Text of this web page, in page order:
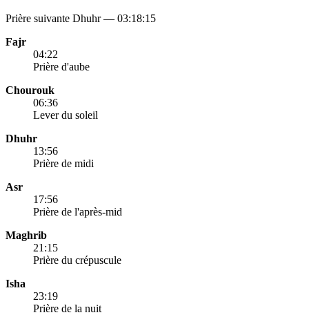
Prière suivante Dhuhr — 03:18:15
Fajr
04:22
Prière d'aube
Chourouk
06:36
Lever du soleil
Dhuhr
13:56
Prière de midi
Asr
17:56
Prière de l'après-mid
Maghrib
21:15
Prière du crépuscule
Isha
23:19
Prière de la nuit